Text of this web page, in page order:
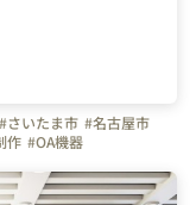
#さいたま市 #名古屋市
作 #OA機器